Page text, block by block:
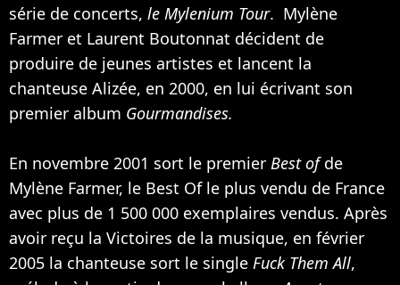
série de concerts, le Mylenium Tour. Mylène
Farmer et Laurent Boutonnat décident de
produire de jeunes artistes et lancent la
chanteuse Alizée, en 2000, en lui écrivant son
premier album Gourmandises.
En novembre 2001 sort le premier Best ofde
Mylène Farmer, le Best Of le plus vendu de France
avec plus de 1 500 000 exemplaires vendus. Après
avoir reçu la Victoires de la musique, en février
2005 la chanteuse sort le single Fuck Them All,